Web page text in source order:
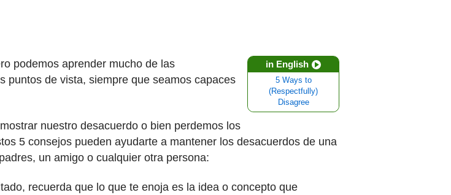
in English
5 Ways to
(Respectfully)
Disagree
podemos aprender mucho de las
puntos de vista, siempre que seamos capaces
nuestro desacuerdo o bien perdemos los
5 consejos pueden ayudarte a mantener los desacuerdos de una
un amigo o cualquier otra persona:
recuerda que lo que te enoja es la idea o concepto que